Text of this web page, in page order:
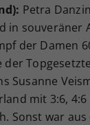
Petra
in souveräner
der Damen
der
Susanne
mit 3:6,
Sonst war